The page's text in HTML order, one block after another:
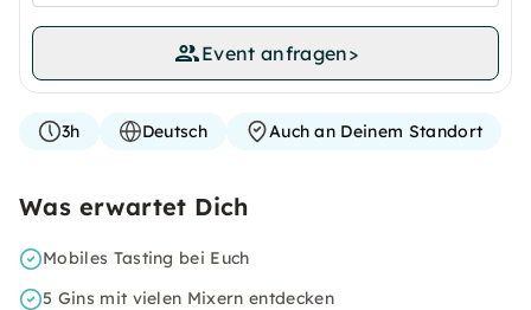
Event anfragen>
3h Deutsch Auch an Deinem Standort
Was erwartet Dich
Mobiles Tasting bei Euch
5 Gins mit vielen Mixern entdecken